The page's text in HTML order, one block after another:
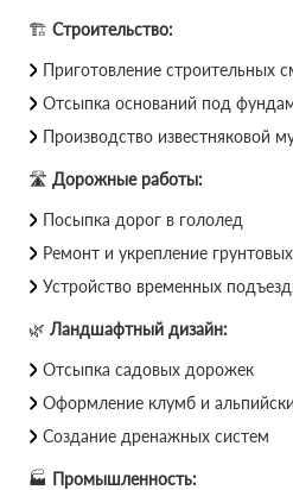
🏗 Строительство:
Приготовление строительных
Отсыпка оснований под
Производство известняковой
🛣 Дорожные работы:
Посыпка дорог в гололед
Ремонт и укрепление
Устройство временных
🌿 Ландшафтный дизайн:
Отсыпка садовых дорожек
Оформление клумб и
Создание дренажных систем
🏭 Промышленность: